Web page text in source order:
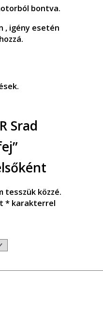
bontva.
, igény esetén
Srad
tesszük közzé.
*karakterrel